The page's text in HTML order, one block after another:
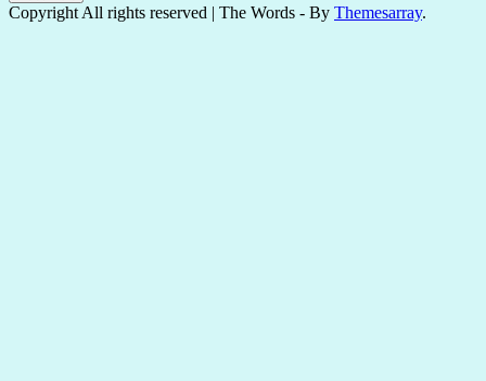
Copyright All rights reserved | The Words - By Themesarray.